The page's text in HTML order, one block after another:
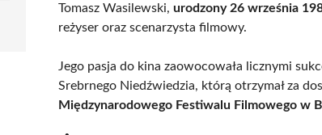
Tomasz Wasilewski,urodzony 26 września
reżyser oraz scenarzysta filmowy.
Jego pasja do kina zaowocowała licznymi
Srebrnego Niedźwiedzia, którą otrzymał za
Międzynarodowego Festiwalu Filmowego w